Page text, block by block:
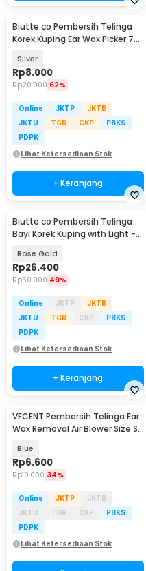
Biutte.co Pembersih Telinga
Korek Kuping Ear Wax Picker 7
Silver
Rp8.000
Rp20.900 62%
Online JKTP
JKTB
JKTU
TGR CKP
PBKS
PDPK
Lihat Ketersediaan Stok
+ Keranjang
Biutte.co Pembersih Telinga
Bayi Korek Kuping with Light -
Rose Gold
Rp26.400
Rp50.900 49%
Online JKTP
JKTB
JKTU
TGR CKP
PBKS
PDPK
Lihat Ketersediaan Stok
+ Keranjang
VECENT Pembersih Telinga Ear
Wax Removal Air Blower Size S
Blue
Rp6.600
Rp10.000 34%
Online JKTP
JKTB
JKTU
TGR CKP
PBKS
PDPK
Lihat Ketersediaan Stok